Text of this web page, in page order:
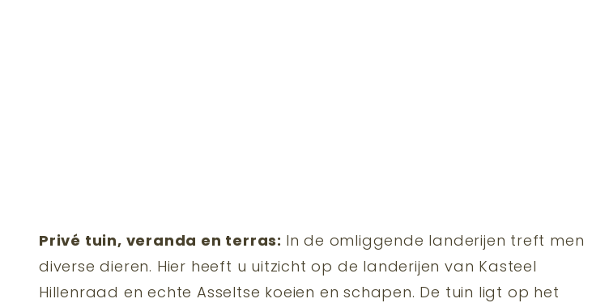
Privé tuin, veranda en terras: In de omliggende landerijen treft men
diverse dieren. Hier heeft u uitzicht op de landerijen van Kasteel
Hillenraad en echte Asseltse koeien en schapen. De tuin ligt op het